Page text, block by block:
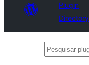
Plugin
Directory
Pesquisar